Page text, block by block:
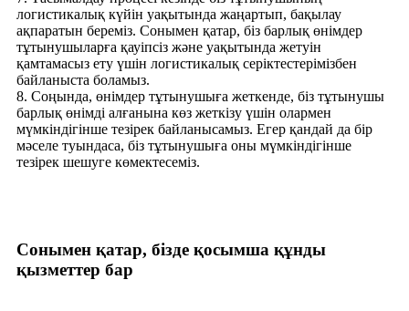
логистикалық күйін уақытында жаңартып, бақылау
ақпаратын береміз. Сонымен қатар, біз барлық өнімдер
тұтынушыларға қауіпсіз және уақытында жетуін
қамтамасыз ету үшін логистикалық серіктестерімізбен
байланыста боламыз.
8. Соңында, өнімдер тұтынушыға жеткенде, біз тұтынушы
барлық өнімді алғанына көз жеткізу үшін олармен
мүмкіндігінше тезірек байланысамыз. Егер қандай да бір
мәселе туындаса, біз тұтынушыға оны мүмкіндігінше
тезірек шешуге көмектесеміз.
Сонымен қатар, бізде қосымша құнды
қызметтер бар